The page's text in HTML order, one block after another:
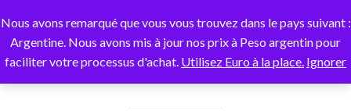
Accéder
au
contenu
Zenessentiel
Le guide des huiles essentielles
Nous avons remarqué que vous vous trouvez dans le pays suivant :
Argentine. Nous avons mis à jour nos prix à Peso argentin pour
faciliter votre processus d'achat. Utilisez Euro à la place. Ignorer